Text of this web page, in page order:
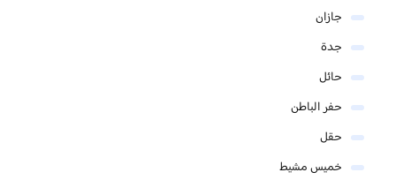
جازان
جدة
حائل
حفر الباطن
حقل
خميس مشيط